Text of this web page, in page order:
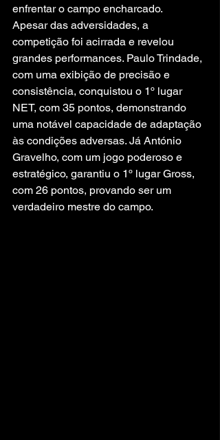
enfrentar o campo encharcado.
Apesar das adversidades, a
competição foi acirrada e revelou
grandes performances. Paulo Trindade,
com uma exibição de precisão e
consistência, conquistou o 1º lugar
NET, com 35 pontos, demonstrando
uma notável capacidade de adaptação
às condições adversas. Já António
Gravelho, com um jogo poderoso e
estratégico, garantiu o 1º lugar Gross,
com 26 pontos, provando ser um
verdadeiro mestre do campo.